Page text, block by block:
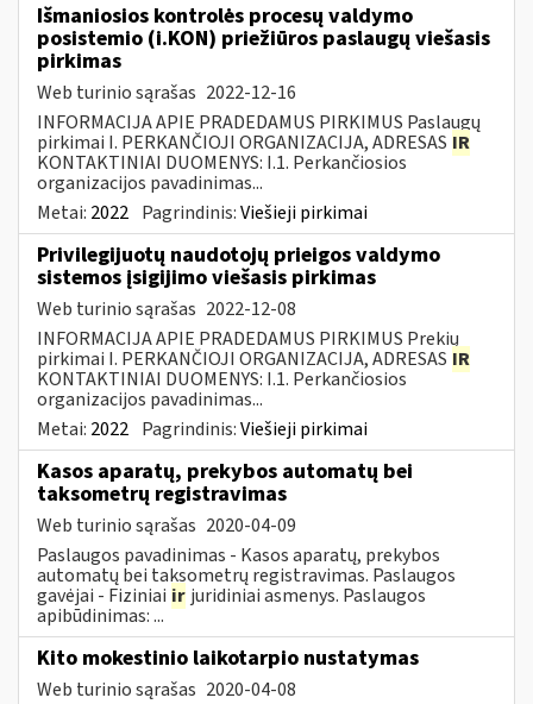
Išmaniosios kontrolės procesų valdymo
posistemio (i.KON) priežiūros paslaugų viešasis
pirkimas
Web turinio sąrašas 2022-12-16
INFORMACIJA APIE PRADEDAMUS PIRKIMUS Paslaugų
pirkimai I. PERKANČIOJI ORGANIZACIJA, ADRESAS IR
KONTAKTINIAI DUOMENYS: I.1. Perkančiosios
organizacijos pavadinimas...
Metai: 2022 Pagrindinis:Viešieji pirkimai
Privilegijuotų naudotojų prieigos valdymo
sistemos įsigijimo viešasis pirkimas
Web turinio sąrašas 2022-12-08
INFORMACIJA APIE PRADEDAMUS PIRKIMUS Prekių
pirkimai I. PERKANČIOJI ORGANIZACIJA, ADRESAS IR
KONTAKTINIAI DUOMENYS: I.1. Perkančiosios
organizacijos pavadinimas...
Metai: 2022 Pagrindinis:Viešieji pirkimai
Kasos aparatų, prekybos automatų bei
taksometrų registravimas
Web turinio sąrašas 2020-04-09
Paslaugos pavadinimas - Kasos aparatų, prekybos
automatų bei taksometrų registravimas. Paslaugos
gavėjai - Fiziniai ir juridiniai asmenys. Paslaugos
apibūdinimas: ...
Kito mokestinio laikotarpio nustatymas
Web turinio sąrašas 2020-04-08